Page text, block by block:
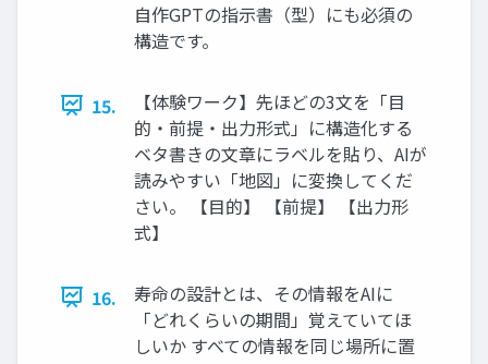
自作GPTの指示書（型）にも必須の
構造です。
15.
【体験ワーク】先ほどの3文を「目
的・前提・出力形式」に構造化する
ベタ書きの文章にラベルを貼り、AIが
読みやすい「地図」に変換してくだ
さい。 【目的】 【前提】 【出力形
式】
16.
寿命の設計とは、その情報をAIに
「どれくらいの期間」覚えていてほ
しいか すべての情報を同じ場所に置